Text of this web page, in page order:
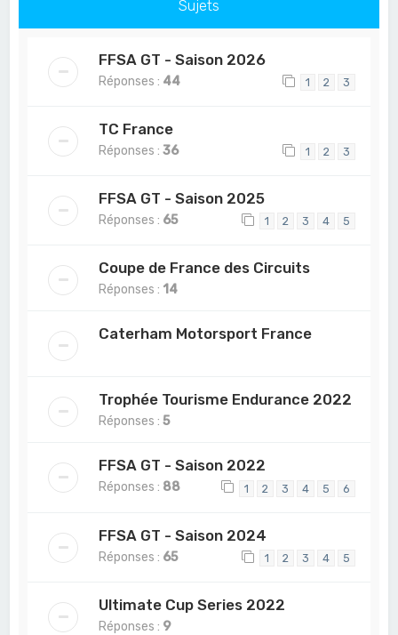
Sujets
FFSA GT - Saison 2026
Réponses : 44 1 2 3
TC France
Réponses :36 1 2 3
FFSA GT - Saison 2025
Réponses : 65 1 2 3 4 5
Coupe de France des Circuits
Réponses : 14
Caterham Motorsport France
Trophée Tourisme Endurance 2022
Réponses :5
FFSA GT - Saison 2022
Réponses : 88 1 2 3 4 5 6
FFSA GT - Saison 2024
Réponses : 65 1 2 3 4 5
Ultimate Cup Series 2022
Réponses : 9